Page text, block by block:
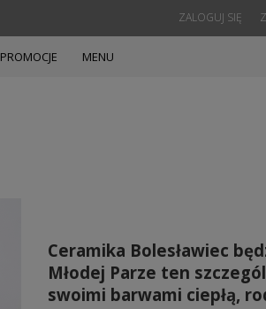
ZALOGUJ SIĘ
PROMOCJE MENU
Ceramika Bolesławiec
Młodej Parze ten
swoimi barwami ciepłą,